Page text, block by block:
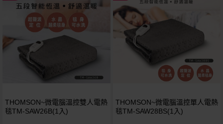
THOMSON~微電腦溫控雙人電熱
毯TM-SAW26B(1入)
THOMSON~微電腦溫控單人電熱
毯TM-SAW28BS(1入)